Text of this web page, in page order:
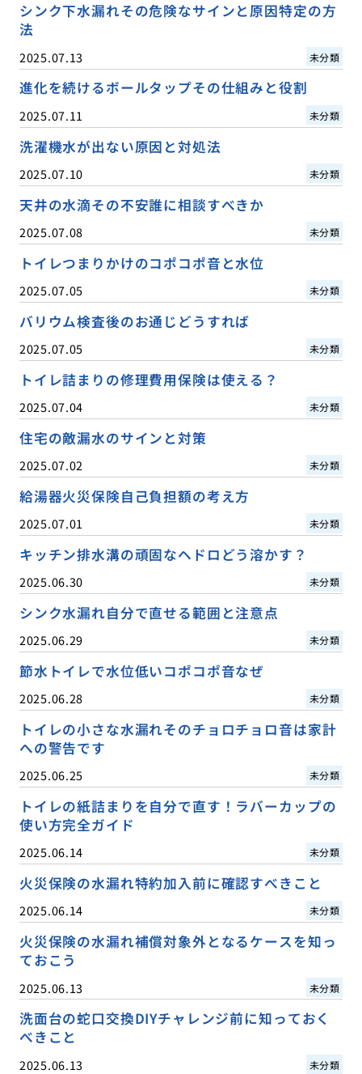
シンク下水漏れその危険なサインと原因特定の方
法
2025.07.13 未分類
進化を続けるボールタップその仕組みと役割
2025.07.11 未分類
洗濯機水が出ない原因と対処法
2025.07.10 未分類
天井の水滴その不安誰に相談すべきか
2025.07.08 未分類
トイレつまりかけのコポコポ音と水位
2025.07.05 未分類
バリウム検査後のお通じどうすれば
2025.07.05 未分類
トイレ詰まりの修理費用保険は使える？
2025.07.04 未分類
住宅の敵漏水のサインと対策
2025.07.02 未分類
給湯器火災保険自己負担額の考え方
2025.07.01 未分類
キッチン排水溝の頑固なヘドロどう溶かす？
2025.06.30 未分類
シンク水漏れ自分で直せる範囲と注意点
2025.06.29 未分類
節水トイレで水位低いコポコポ音なぜ
2025.06.28 未分類
トイレの小さな水漏れそのチョロチョロ音は家計
への警告です
2025.06.25 未分類
トイレの紙詰まりを自分で直す！ラバーカップの
使い方完全ガイド
2025.06.14 未分類
火災保険の水漏れ特約加入前に確認すべきこと
2025.06.14 未分類
火災保険の水漏れ補償対象外となるケースを知っ
ておこう
2025.06.13 未分類
洗面台の蛇口交換DIYチャレンジ前に知っておく
べきこと
2025.06.13 未分類